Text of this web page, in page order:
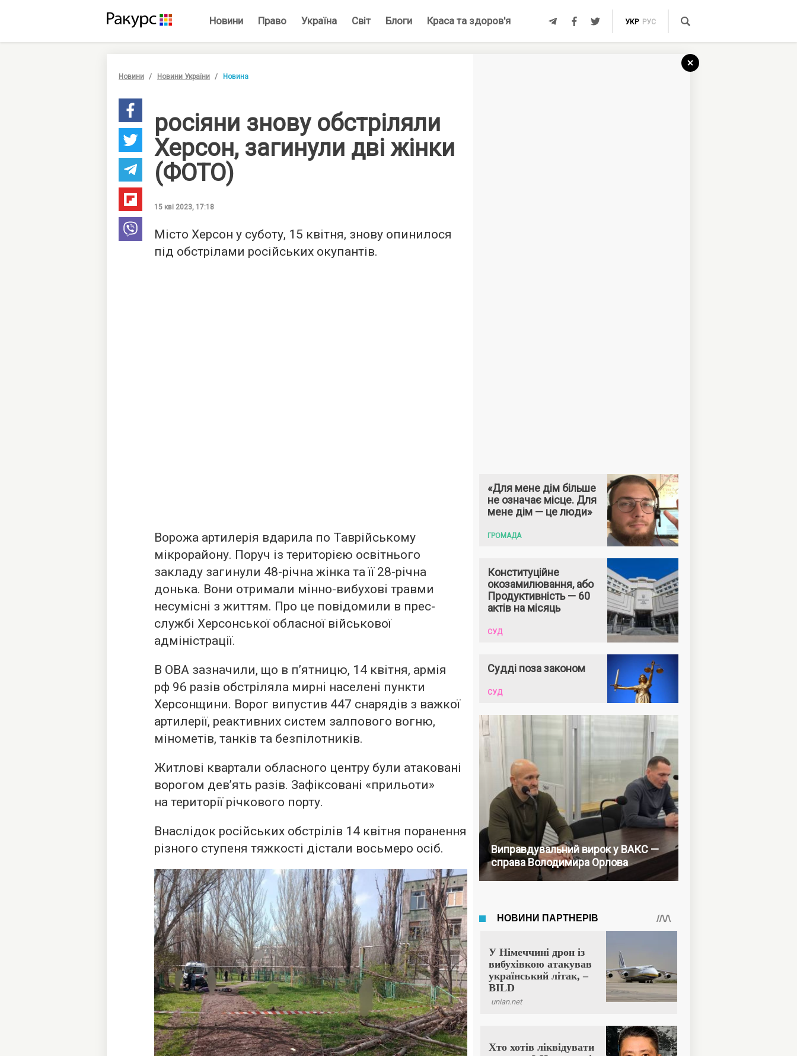
Новини Право Україна Світ Блоги Краса та здоров'я УКР РУС
Новини Новини України Новина
росіяни знову обстріляли
Херсон, загинули дві жінки
(ФОТО)
15 кві 2023, 17:18
Місто Херсон у суботу, 15 квітня, знову опинилося
під обстрілами російських окупантів.
Ворожа артилерія вдарила по Таврійському
мікрорайону. Поруч із територією освітнього
закладу загинули 48-річна жінка та її 28-річна
донька. Вони отримали мінно-вибухові травми
несумісні з життям. Про це повідомили в прес-
службі Херсонської обласної військової
адміністрації.
В ОВА зазначили, що в п’ятницю, 14 квітня, армія
рф 96 разів обстріляла мирні населені пункти
Херсонщини. Ворог випустив 447 снарядів з важкої
артилерії, реактивних систем залпового вогню,
мінометів, танків та безпілотників.
Житлові квартали обласного центру були атаковані
ворогом дев’ять разів. Зафіксовані «прильоти»
на території річкового порту.
Внаслідок російських обстрілів 14 квітня поранення
різного ступеня тяжкості дістали восьмеро осіб.
«Для мене дім більше
не означає місце. Для
мене дім — це люди»
ГРОМАДА
Конституційне
окозамилювання, або
Продуктивність — 60
актів на місяць
СУД
Судді поза законом
СУД
Виправдувальний вирок у ВАКС —
справа Володимира Орлова